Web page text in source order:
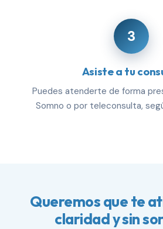
3
Asiste a tu
Puedes atenderte de forma
Somno o por teleconsulta,
Queremos que te
claridad y sin